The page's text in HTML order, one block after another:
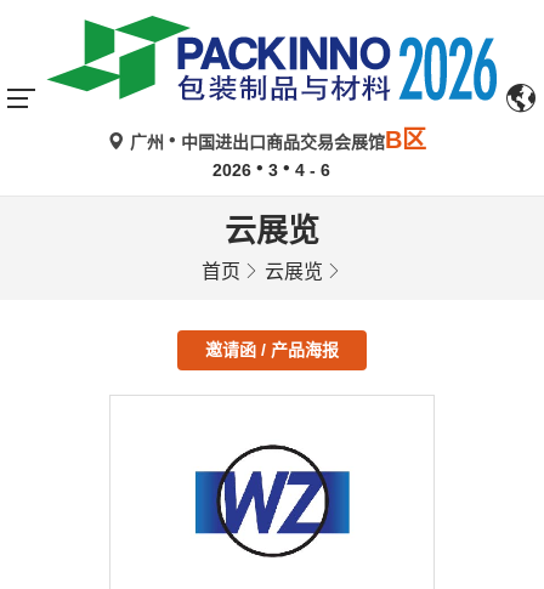
广州 中国进出口商品交易会展馆B区
2026 3 4 - 6
云展览
首页 云展览
邀请函 / 产品海报